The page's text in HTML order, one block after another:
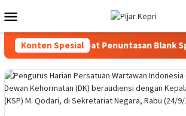
ke
kontenMobile
Konten Spesial
KomDigi Percepat Penuntasan Blank